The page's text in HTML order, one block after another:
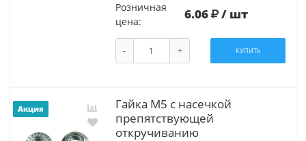
Розничная
цена:
6.06 / шт
- + КУПИТЬ
Акция
Гайка М5 с насечкой
препятствующей
откручиванию